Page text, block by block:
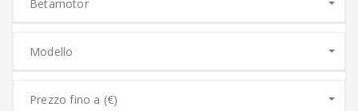
Betamotor
Modello
Prezzo fino a (€)